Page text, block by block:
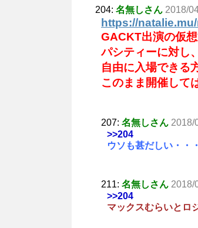
204: 名無しさん 2018/
https://
GACKT出演の仮
パシティーに対し
自由に入場できる
このまま開催して
207: 名無しさん 2018/
>>204
ウソも甚だしい・・・
211: 名無しさん 2018/
>>204
マックスむらいとロ